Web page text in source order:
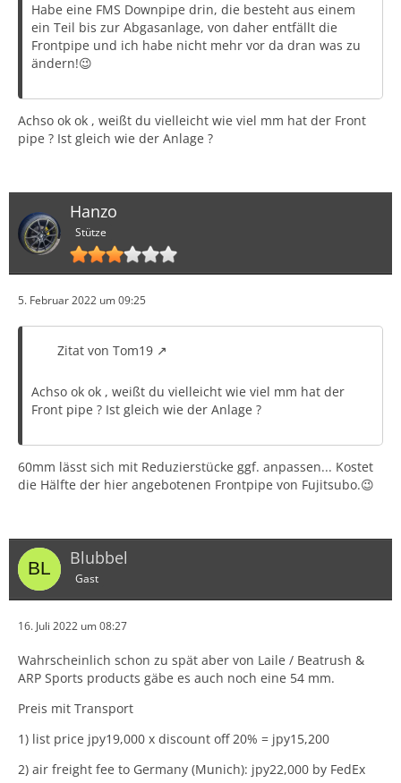
Habe eine FMS Downpipe drin, die besteht aus einem
ein Teil bis zur Abgasanlage, von daher entfällt die
Frontpipe und ich habe nicht mehr vor da dran was zu
ändern!😉
Achso ok ok , weißt du vielleicht wie viel mm hat der Front
pipe ? Ist gleich wie der Anlage ?
Hanzo
Stütze
5. Februar 2022 um 09:25
Zitat von Tom19
Achso ok ok , weißt du vielleicht wie viel mm hat der
Front pipe ? Ist gleich wie der Anlage ?
60mm lässt sich mit Reduzierstücke ggf. anpassen... Kostet
die Hälfte der hier angebotenen Frontpipe von Fujitsubo.😉
Blubbel
Gast
16. Juli 2022 um 08:27
Wahrscheinlich schon zu spät aber von Laile / Beatrush &
ARP Sports products gäbe es auch noch eine 54 mm.
Preis mit Transport
1) list price jpy19,000 x discount off 20% = jpy15,200
2) air freight fee to Germany (Munich): jpy22,000 by FedEx